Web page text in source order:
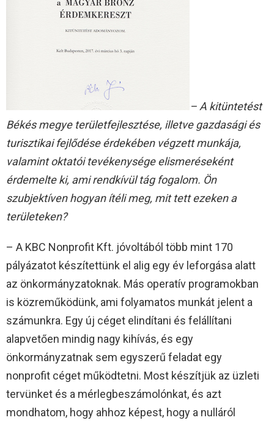
– A kitüntetést
Békés megye területfejlesztése, illetve gazdasági és
turisztikai fejlődése érdekében végzett munkája,
valamint oktatói tevékenysége elismeréseként
érdemelte ki, ami rendkívül tág fogalom. Ön
szubjektíven hogyan ítéli meg, mit tett ezeken a
területeken?
– A KBC Nonprofit Kft. jóvoltából több mint 170
pályázatot készítettünk el alig egy év leforgása alatt
az önkormányzatoknak. Más operatív programokban
is közreműködünk, ami folyamatos munkát jelent a
számunkra. Egy új céget elindítani és felállítani
alapvetően mindig nagy kihívás, és egy
önkormányzatnak sem egyszerű feladat egy
nonprofit céget működtetni. Most készítjük az üzleti
tervünket és a mérlegbeszámolónkat, és azt
mondhatom, hogy ahhoz képest, hogy a nulláról